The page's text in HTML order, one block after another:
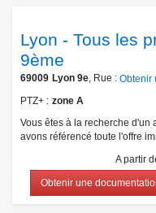
Lyon - Tous les
9ème
69009 Lyon 9e, Rue : Obtenir
PTZ+
zone A
Vous êtes à la recherche d'un
avons référencé toute l'offre
A partir
Obtenir une